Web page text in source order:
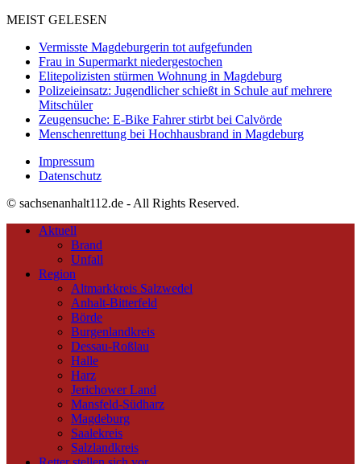
MEIST GELESEN
Vermisste Magdeburgerin tot aufgefunden
Frau in Supermarkt niedergestochen
Elitepolizisten stürmen Wohnung in Magdeburg
Polizeieinsatz: Jugendlicher schießt in Schule auf mehrere
Mitschüler
Zeugensuche: E-Bike Fahrer stirbt bei Calvörde
Menschenrettung bei Hochhausbrand in Magdeburg
Impressum
Datenschutz
© sachsenanhalt112.de - All Rights Reserved.
Aktuell
Brand
Unfall
Region
Altmarkkreis Salzwedel
Anhalt-Bitterfeld
Börde
Burgenlandkreis
Dessau-Roßlau
Halle
Harz
Jerichower Land
Mansfeld-Südharz
Magdeburg
Saalekreis
Salzlandkreis